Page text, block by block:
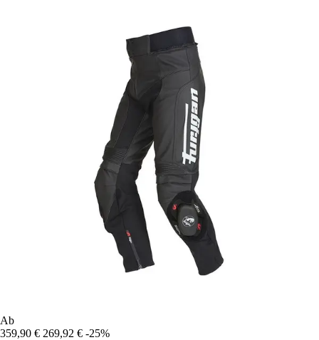
Ab
359,90 € 269,92 € -25%